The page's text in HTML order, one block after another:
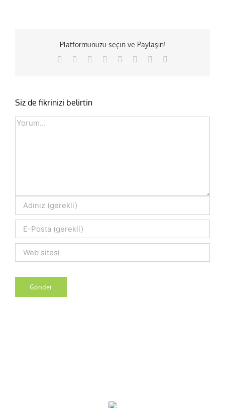
Platformunuzu seçin ve Paylaşın!
Facebook Reddit LinkedIn
TumblrPinterest
Siz de fikrinizi belirtin
Comment